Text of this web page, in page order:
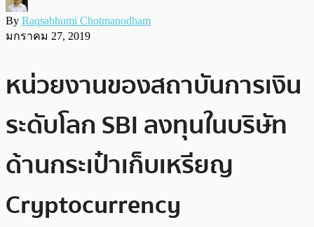
By Raqsabhumi Chotmanodham
มกราคม 27, 2019
หน่วยงานของสถาบันการเงิน
ระดับโลก SBI ลงทุนในบริษัท
ด้านกระเป๋าเก็บเหรียญ
Cryptocurrency